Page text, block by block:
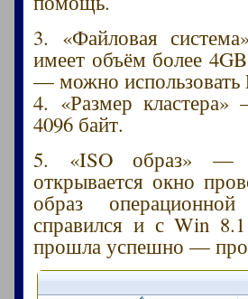
3. «Файловая
имеет объём более
— можно использовать
4. «Размер
4096 байт.
5. «ISO образ» —
открывается окно
образ
справился и с Win
прошла успешно —